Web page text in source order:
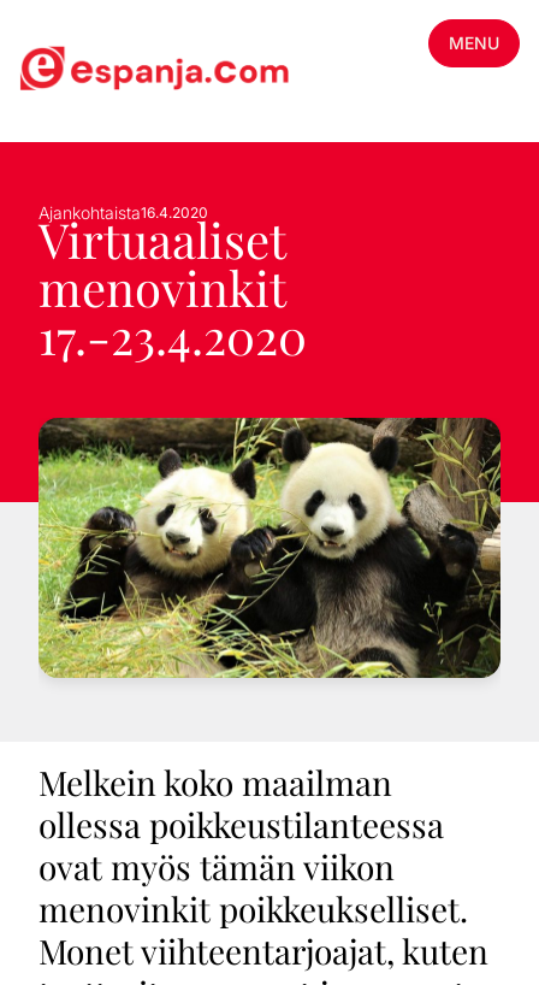
MENU
Ajankohtaista16.4.2020
Virtuaaliset
menovinkit
17.-23.4.2020
Melkein koko maailman
ollessa poikkeustilanteessa
ovat myös tämän viikon
menovinkit poikkeukselliset.
Monet viihteentarjoajat, kuten